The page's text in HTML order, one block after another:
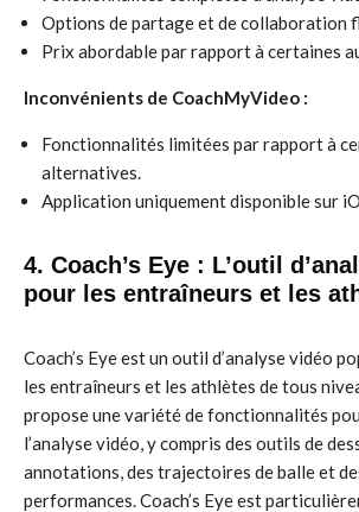
Options de partage et de collaboration
Prix abordable par rapport à certaines
Inconvénients de CoachMyVideo :
Fonctionnalités limitées par rapport à
alternatives.
Application uniquement disponible sur
4. Coach’s Eye : L’outil
pour les entraîneurs et les
Coach’s Eye est un outil d’analyse vidéo
les entraîneurs et les athlètes de tous
propose une variété de fonctionnalités
l’analyse vidéo, y compris des outils de
annotations, des trajectoires de balle et
performances. Coach’s Eye est